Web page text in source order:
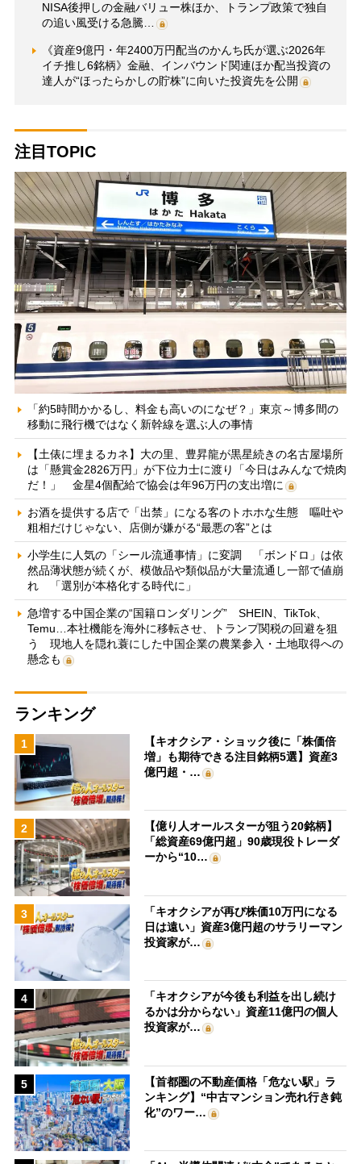
NISA後押しの金融バリュー株ほか、トランプ政策で独自
の追い風受ける急騰…
《資産9億円・年2400万円配当のかんち氏が選ぶ2026年
イチ推し6銘柄》金融、インバウンド関連ほか配当投資の
達人が“ほったらかしの貯株”に向いた投資先を公開
注目TOPIC
「約5時間かかるし、料金も高いのになぜ？」東京～博多間の
移動に飛行機ではなく新幹線を選ぶ人の事情
【土俵に埋まるカネ】大の里、豊昇龍が黒星続きの名古屋場所
は「懸賞金2826万円」が下位力士に渡り「今日はみんなで焼肉
だ！」 金星4個配給で協会は年96万円の支出増に
お酒を提供する店で「出禁」になる客のトホホな生態 嘔吐や
粗相だけじゃない、店側が嫌がる“最悪の客”とは
小学生に人気の「シール流通事情」に変調 「ボンドロ」は依
然品薄状態が続くが、模倣品や類似品が大量流通し一部で値崩
れ 「選別が本格化する時代に」
急増する中国企業の“国籍ロンダリング” SHEIN、TikTok、
Temu…本社機能を海外に移転させ、トランプ関税の回避を狙
う 現地人を隠れ蓑にした中国企業の農業参入・土地取得への
懸念も
ランキング
1
【キオクシア・ショック後に「株価倍
増」も期待できる注目銘柄5選】資産3
億円超・…
2
【億り人オールスターが狙う20銘柄】
「総資産69億円超」90歳現役トレーダ
ーから“10…
3
「キオクシアが再び株価10万円になる
日は遠い」資産3億円超のサラリーマン
投資家が…
4
「キオクシアが今後も利益を出し続け
るかは分からない」資産11億円の個人
投資家が…
5
【首都圏の不動産価格「危ない駅」ラ
ンキング】“中古マンション売れ行き鈍
化”のワー…